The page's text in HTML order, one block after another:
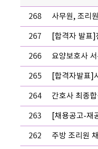
268 사무원, 조리
267 [합격자 발표]
266 요양보호사
265 [합격자발표]
264 간호사 최종
263 [채용공고-재
262 주방 조리원